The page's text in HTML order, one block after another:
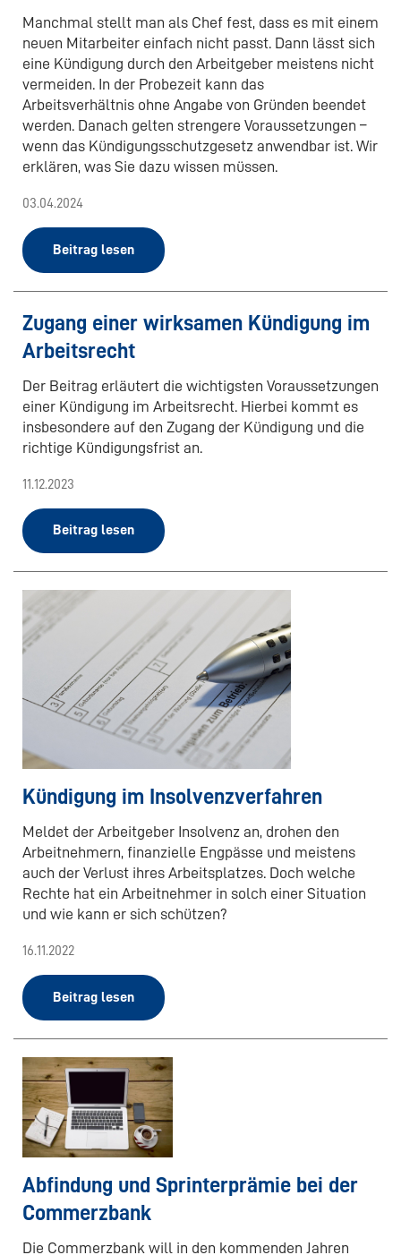
Manchmal stellt man als Chef fest, dass es mit einem
neuen Mitarbeiter einfach nicht passt. Dann lässt sich
eine Kündigung durch den Arbeitgeber meistens nicht
vermeiden. In der Probezeit kann das
Arbeitsverhältnis ohne Angabe von Gründen beendet
werden. Danach gelten strengere Voraussetzungen –
wenn das Kündigungsschutzgesetz anwendbar ist. Wir
erklären, was Sie dazu wissen müssen.
03.04.2024
Beitrag lesen
Zugang einer wirksamen Kündigung im
Arbeitsrecht
Der Beitrag erläutert die wichtigsten Voraussetzungen
einer Kündigung im Arbeitsrecht. Hierbei kommt es
insbesondere auf den Zugang der Kündigung und die
richtige Kündigungsfrist an.
11.12.2023
Beitrag lesen
Kündigung im Insolvenzverfahren
Meldet der Arbeitgeber Insolvenz an, drohen den
Arbeitnehmern, finanzielle Engpässe und meistens
auch der Verlust ihres Arbeitsplatzes. Doch welche
Rechte hat ein Arbeitnehmer in solch einer Situation
und wie kann er sich schützen?
16.11.2022
Beitrag lesen
Abfindung und Sprinterprämie bei der
Commerzbank
Die Commerzbank will in den kommenden Jahren